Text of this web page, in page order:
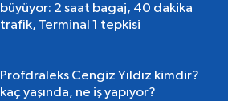
büyüyor: 2 saat bagaj, 40 dakika
trafik, Terminal 1 tepkisi
Profdraleks Cengiz Yıldız kimdir?
kaç yaşında, ne iş yapıyor?